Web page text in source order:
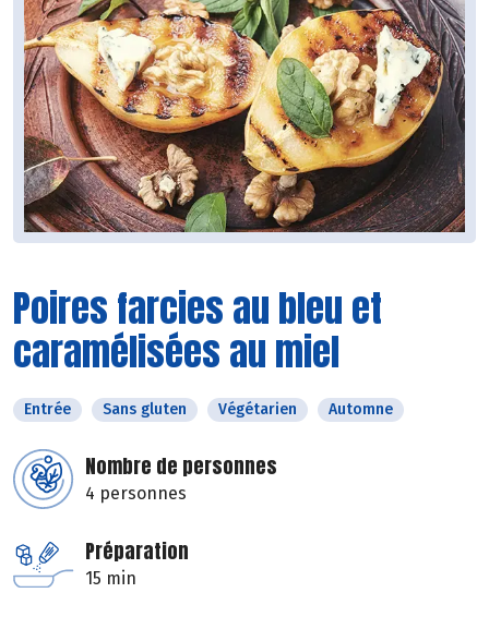
Poires farcies au bleu et
caramélisées au miel
Entrée Sans gluten Végétarien Automne
Nombre de personnes
4 personnes
Préparation
15 min